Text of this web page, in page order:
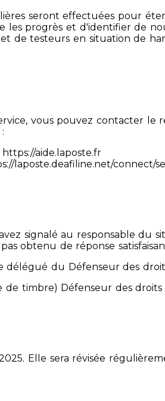
seront effectuées pour
progrès et d'identifier de
de testeurs en situation de
vous pouvez contacter
aide.laposte.fr
laposte.deafiline.net/connect/
signalé au responsable du
obtenu de réponse
délégué du Défenseur des
timbre) Défenseur des droits
Elle sera révisée